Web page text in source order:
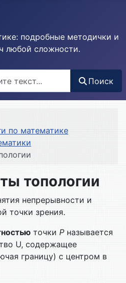
подробные методички и
любой сложности.
Поиск
по математике
топологии
непрерывности и
точки зрения.
точки Р называется
U, содержащее
границу) с центром в